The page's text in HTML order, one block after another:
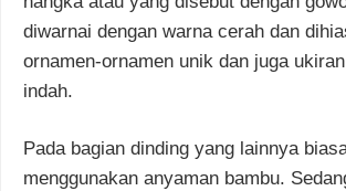
diwarnai dengan warna cerah dan
ornamen-ornamen unik dan juga
indah.
Pada bagian dinding yang lainnya
menggunakan anyaman bambu.